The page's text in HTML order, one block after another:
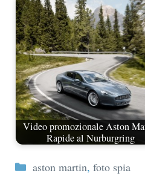
Video promozionale Aston
Rapide al Nurburgring
Categorie
aston martin, foto spia